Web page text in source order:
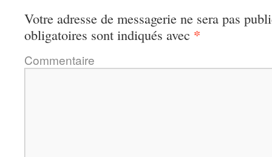
Votre adresse de messagerie ne sera pas
obligatoires sont indiqués avec *
Commentaire